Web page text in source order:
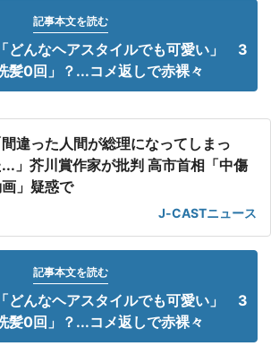
記事本文を読む
どんなヘアスタイルでも可愛い」 3
髪0回」？...コメ返しで赤裸々
間違った人間が総理になってしまっ
」芥川賞作家が批判 高市首相「中傷
」疑惑で
J-CASTニュース
記事本文を読む
どんなヘアスタイルでも可愛い」 3
髪0回」？...コメ返しで赤裸々